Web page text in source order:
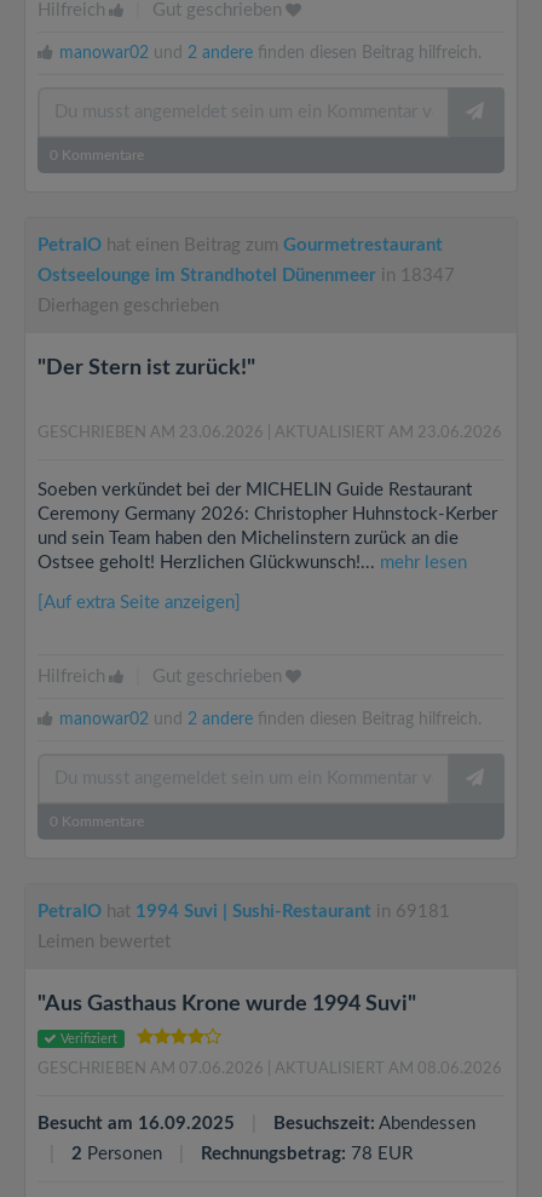
Hilfreich Gut geschrieben
manowar02 und 2 andere finden diesen Beitrag hilfreich.
0 Kommentare
PetraIO hat einen Beitrag zum Gourmetrestaurant
Ostseelounge im Strandhotel Dünenmeer in 18347
Dierhagen geschrieben
"Der Stern ist zurück!"
GESCHRIEBEN AM 23.06.2026 | AKTUALISIERT AM 23.06.2026
Soeben verkündet bei der MICHELIN Guide Restaurant
Ceremony Germany 2026: Christopher Huhnstock-Kerber
und sein Team haben den Michelinstern zurück an die
Ostsee geholt! Herzlichen Glückwunsch!... mehr lesen
[Auf extra Seite anzeigen]
Hilfreich Gut geschrieben
manowar02 und 2 andere finden diesen Beitrag hilfreich.
0 Kommentare
PetraIO hat 1994 Suvi | Sushi-Restaurant in 69181
Leimen bewertet
"Aus Gasthaus Krone wurde 1994 Suvi"
Verifiziert
GESCHRIEBEN AM 07.06.2026 | AKTUALISIERT AM 08.06.2026
Besucht am 16.09.2025 Besuchszeit: Abendessen
2 Personen Rechnungsbetrag: 78 EUR